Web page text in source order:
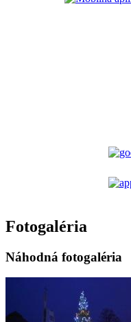
Fotogaléria
Náhodná fotogaléria